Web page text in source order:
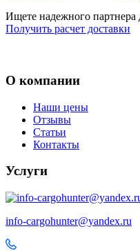
Ищете надежного партнера
Получить расчет доставки
О компании
Наши цены
Отзывы
Статьи
Контакты
Услуги
info-cargohunter@yandex.ru